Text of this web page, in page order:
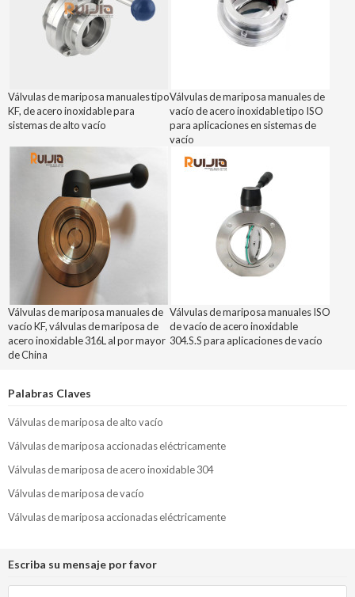
Válvulas de mariposa manuales tipo
KF, de acero inoxidable para
sistemas de alto vacío
Válvulas de mariposa manuales de
vacío de acero inoxidable tipo ISO
para aplicaciones en sistemas de
vacío
Válvulas de mariposa manuales de
vacío KF, válvulas de mariposa de
acero inoxidable 316L al por mayor
de China
Válvulas de mariposa manuales ISO
de vacío de acero inoxidable
304.S.S para aplicaciones de vacío
Palabras Claves
Válvulas de mariposa de alto vacío
Válvulas de mariposa accionadas eléctricamente
Válvulas de mariposa de acero inoxidable 304
Válvulas de mariposa de vacío
Válvulas de mariposa accionadas eléctricamente
Escriba su mensaje por favor